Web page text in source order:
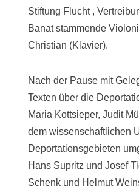
Stiftung Flucht ,
Banat stammende
Christian (Klavier).
Nach der Pause mit
Texten über die
Maria Kottsieper, Judit
dem wissenschaftlichen
Deportationsgebieten
Hans Supritz und Josef
Schenk und Helmut